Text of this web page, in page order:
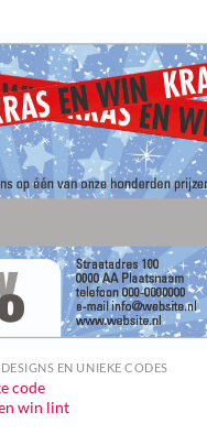
EN UNIEKE CODES
code
win lint